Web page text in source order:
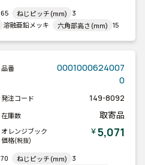
65 ねじピッチ(mm)
3
溶融亜鉛メッキ 六角部高さ(mm) 15
品番
0001000624007
0
発注コード 149-8092
在庫数 取寄品
オレンジブック
価格(税抜)
￥5,071
70 ねじピッチ(mm)
3